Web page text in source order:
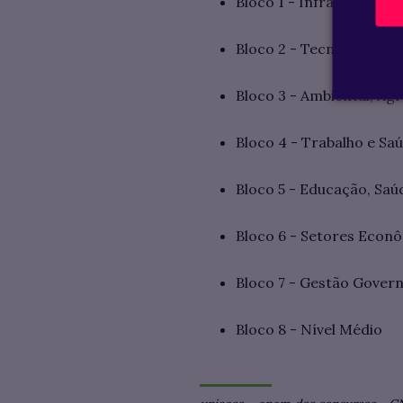
Bloco 2 - Tecnologia,
Bloco 3 - Ambiental,
Bloco 4 - Trabalho e
Bloco 5 - Educação,
Bloco 6 - Setores
Bloco 7 - Gestão
Bloco 8 - Nível Médio